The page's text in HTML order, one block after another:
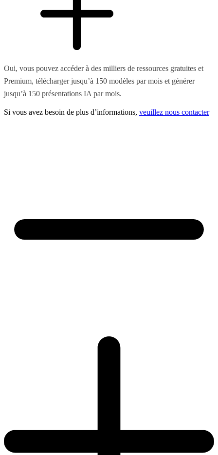
Oui, vous pouvez accéder à des milliers de ressources gratuites et
Premium, télécharger jusqu’à 150 modèles par mois et générer
jusqu’à 150 présentations IA par mois.
Si vous avez besoin de plus d’informations, veuillez nous contacter